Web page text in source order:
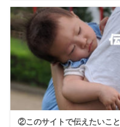
②このサイトで伝えたいこと